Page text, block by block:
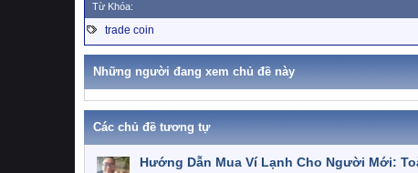
Từ Khóa:
g
s
trade coin
Những người đang xem chủ đề này
Các chủ đề tương tự
Hướng Dẫn Mua Ví Lạnh Cho Người Mới: